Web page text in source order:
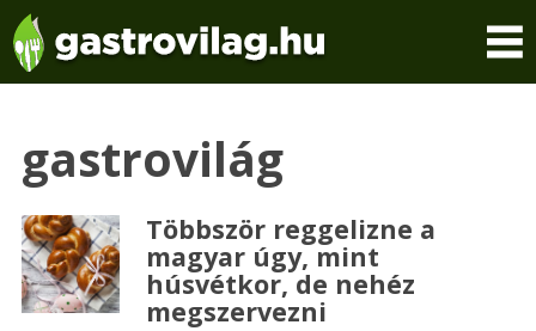
gastrovilág
Többször reggelizne a
magyar úgy, mint
húsvétkor, de nehéz
megszervezni